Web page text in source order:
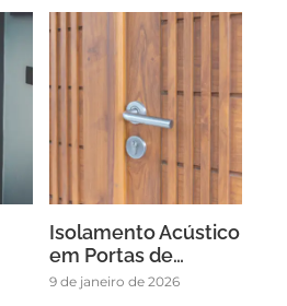
Isolamento Acústico
em Portas de…
9 de janeiro de 2026